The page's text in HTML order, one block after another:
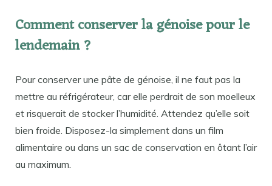
Comment conserver la génoise pour le
lendemain ?
Pour conserver une pâte de génoise, il ne faut pas la
mettre au réfrigérateur, car elle perdrait de son moelleux
et risquerait de stocker l’humidité. Attendez qu’elle soit
bien froide. Disposez-la simplement dans un film
alimentaire ou dans un sac de conservation en ôtant l’air
au maximum.